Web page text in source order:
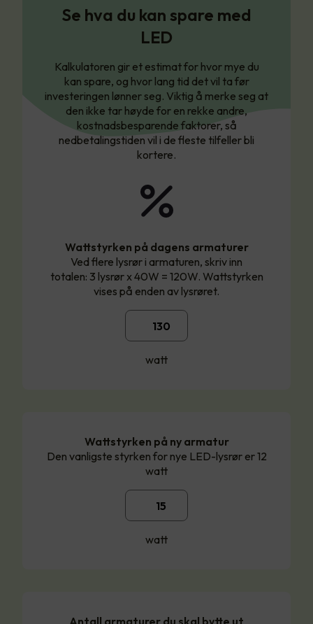
Se hva du kan spare med
LED
Kalkulatoren gir et estimat for hvor mye du
kan spare, og hvor lang tid det vil ta før
investeringen lønner seg. Viktig å merke seg at
den ikke tar høyde for en rekke andre,
kostnadsbesparende faktorer, så
nedbetalingstiden vil i de fleste tilfeller bli
kortere.
Wattstyrken på dagens armaturer
Ved flere lysrør i armaturen, skriv inn
totalen: 3 lysrør x 40W = 120W. Wattstyrken
vises på enden av lysrøret.
watt
Wattstyrken på ny armatur
Den vanligste styrken for nye LED-lysrør er 12
watt
watt